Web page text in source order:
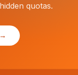
quotas.